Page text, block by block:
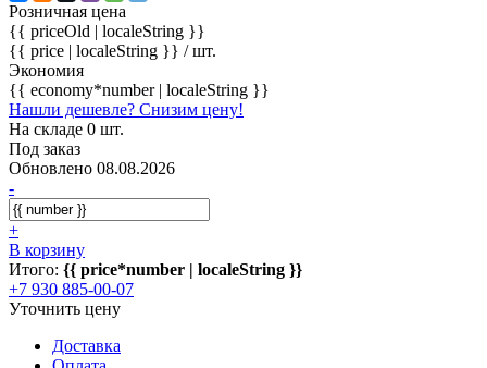
Розничная цена
{{ priceOld | localeString }}
{{ price | localeString }} / шт.
Экономия
{{ economy*number | localeString }}
Нашли дешевле? Снизим цену!
На складе 0 шт.
Под заказ
Обновлено 08.08.2026
-
+
В корзину
Итого: {{ price*number | localeString }}
+7 930 885-00-07
Уточнить цену
Доставка